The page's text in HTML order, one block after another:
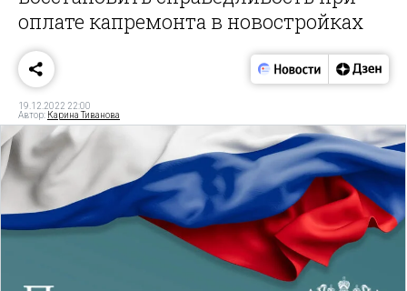
оплате капремонта в новостройках
19.12.2022 22:00
Автор: Карина Тиванова